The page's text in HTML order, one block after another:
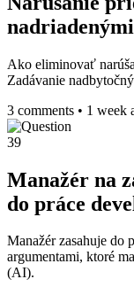
Ako eliminovať
Zadávanie
3 comments • 1 week
39
Manažér na
do práce
Manažér zasahuje do
argumentami, ktoré
(AI).